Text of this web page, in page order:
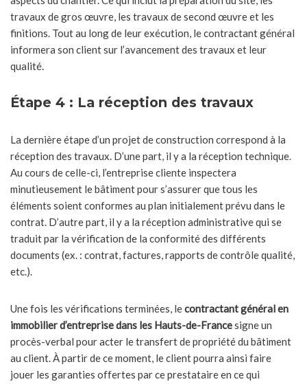
travaux de gros œuvre, les travaux de second œuvre et les
finitions. Tout au long de leur exécution, le contractant général
informera son client sur l’avancement des travaux et leur
qualité.
Étape 4 : La réception des travaux
La dernière étape d’un projet de construction correspond à la
réception des travaux. D’une part, il y a la réception technique.
Au cours de celle-ci, l’entreprise cliente inspectera
minutieusement le bâtiment pour s’assurer que tous les
éléments soient conformes au plan initialement prévu dans le
contrat. D’autre part, il y a la réception administrative qui se
traduit par la vérification de la conformité des différents
documents (ex. : contrat, factures, rapports de contrôle qualité,
etc.).
Une fois les vérifications terminées, lecontractant général en
immobilier d’entreprise dans les Hauts-de-Francesigne un
procès-verbal pour acter le transfert de propriété du bâtiment
au client. À partir de ce moment, le client pourra ainsi faire
jouer les garanties offertes par ce prestataire en ce qui